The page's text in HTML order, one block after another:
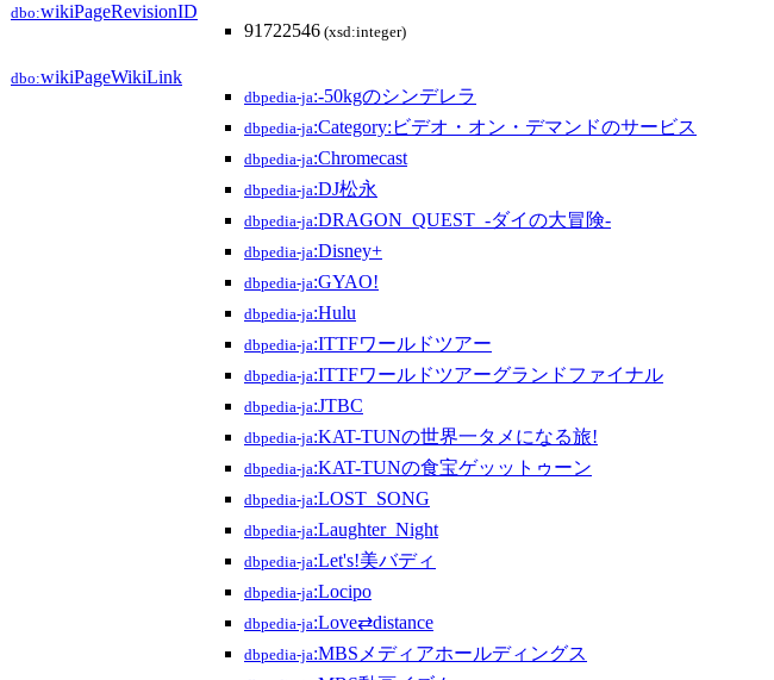
dbo:wikiPageRevisionID
91722546 (xsd:integer)
dbo:wikiPageWikiLink
dbpedia-ja:-50kgのシンデレラ
dbpedia-ja:Category:ビデオ・オン・デマンドのサービス
dbpedia-ja:Chromecast
dbpedia-ja:DJ松永
dbpedia-ja:DRAGON_QUEST_-ダイの大冒険-
dbpedia-ja:Disney+
dbpedia-ja:GYAO!
dbpedia-ja:Hulu
dbpedia-ja:ITTFワールドツアー
dbpedia-ja:ITTFワールドツアーグランドファイナル
dbpedia-ja:JTBC
dbpedia-ja:KAT-TUNの世界一タメになる旅!
dbpedia-ja:KAT-TUNの食宝ゲッットゥーン
dbpedia-ja:LOST_SONG
dbpedia-ja:Laughter_Night
dbpedia-ja:Let's!美バディ
dbpedia-ja:Locipo
dbpedia-ja:Love⇄distance
dbpedia-ja:MBSメディアホールディングス